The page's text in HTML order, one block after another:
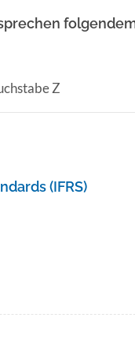
Z
(IFRS)